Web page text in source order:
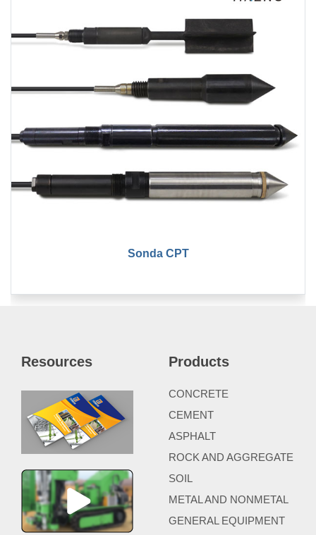
Sonda CPT
Resources Products
CONCRETE
CEMENT
ASPHALT
ROCK AND AGGREGATE
SOIL
METAL AND NONMETAL
GENERAL EQUIPMENT